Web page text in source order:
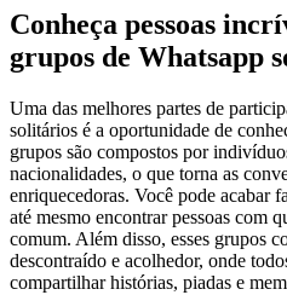
Conheça pessoas
grupos de Whatsapp
Uma das melhores partes de
solitários é a oportunidade de
grupos são compostos por
nacionalidades, o que torna as
enriquecedoras. Você pode acabar
até mesmo encontrar pessoas com
comum. Além disso, esses grupos
descontraído e acolhedor, onde
compartilhar histórias, piadas e